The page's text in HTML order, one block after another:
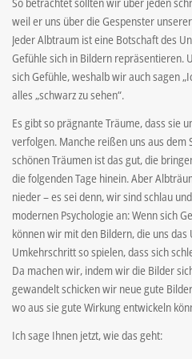
weil er uns über die Gespenster
Jeder Albtraum ist eine Botschaft des
Gefühle sich in Bildern repräsentieren.
sich Gefühle, weshalb wir auch sagen
alles „schwarz zu sehen“.
Es gibt so prägnante Träume, dass sie
verfolgen. Manche reißen uns aus dem
schönen Träumen ist das gut, die
die folgenden Tage hinein. Aber
nieder – es sei denn, wir sind schlau
modernen Psychologie an: Wenn sich
können wir mit den Bildern, die uns
Umkehrschritt so spielen, dass sich
Da machen wir, indem wir die Bilder
gewandelt schicken wir neue gute
wo aus sie gute Wirkung entwickeln
Ich sage Ihnen jetzt, wie das geht: